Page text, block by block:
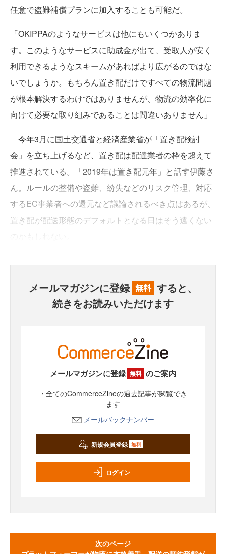
任意で盗難補償プランに加入することも可能だ。
「OKIPPAのようなサービスは他にもいくつかありま
す。このようなサービスに助成金が出て、受取人が安く
利用できるようなスキームがあればより広がるのではな
いでしょうか。もちろん置き配だけですべての物流問題
が根本解決するわけではありませんが、物流の効率化に
向けて必要な取り組みであることは間違いありません」
今年3月に国土交通省と経済産業省が「置き配検討
会」を立ち上げるなど、置き配は配達業者の枠を超えて
推進されている。「2019年は置き配元年」と話す伊藤さ
ん。ルールの整備や盗難、紛失などのリスク管理、対応
するEC事業者への還元など議論されるべき点はあるが、
置き配が配送形態のデフォルトとなる日はそう遠くない
メールマガジンに登録 無料 すると、
続きをお読みいただけます
メールマガジンに登録 無料 のご案内
・全てのCommerceZineの過去記事が閲覧でき
ます
メールバックナンバー
新規会員登録 無料
ログイン
次のページ